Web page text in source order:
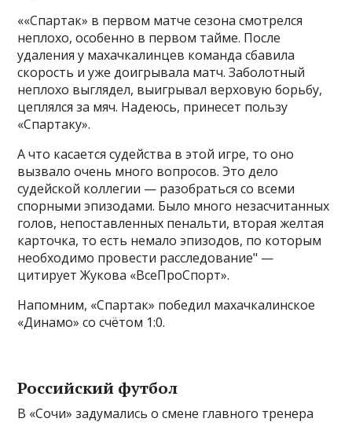
««Спартак» в первом матче сезона смотрелся
неплохо, особенно в первом тайме. После
удаления у махачкалинцев команда сбавила
скорость и уже доигрывала матч. Заболотный
неплохо выглядел, выигрывал верховую борьбу,
цеплялся за мяч. Надеюсь, принесет пользу
«Спартаку».
А что касается судейства в этой игре, то оно
вызвало очень много вопросов. Это дело
судейской коллегии — разобраться со всеми
спорными эпизодами. Было много незасчитанных
голов, непоставленных пенальти, вторая желтая
карточка, то есть немало эпизодов, по которым
необходимо провести расследование" —
цитирует Жукова «ВсеПроСпорт».
Напомним, «Спартак» победил махачкалинское
«Динамо» со счётом 1:0.
Российский футбол
В «Сочи» задумались о смене главного тренера